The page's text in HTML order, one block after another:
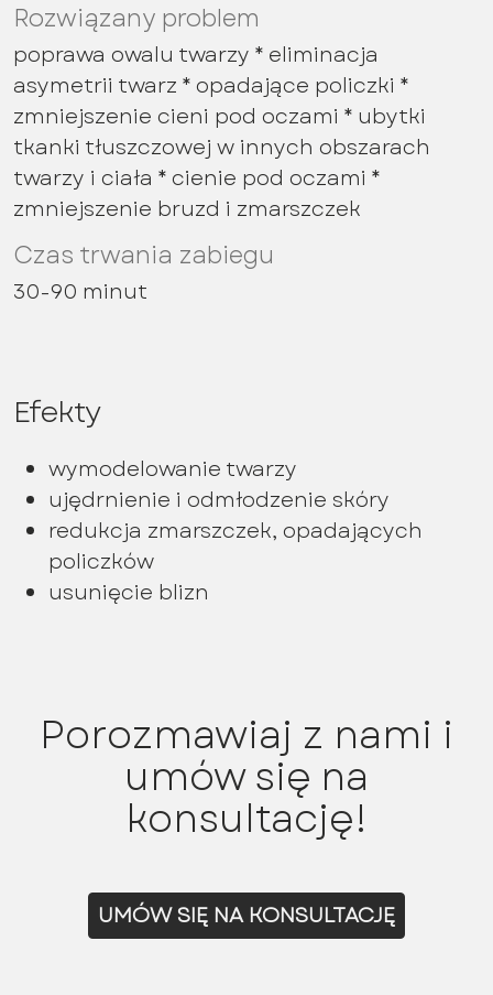
Rozwiązany problem
poprawa owalu twarzy * eliminacja
asymetrii twarz * opadające policzki *
zmniejszenie cieni pod oczami * ubytki
tkanki tłuszczowej w innych obszarach
twarzy i ciała * cienie pod oczami *
zmniejszenie bruzd i zmarszczek
Czas trwania zabiegu
30-90 minut
Efekty
wymodelowanie twarzy
ujędrnienie i odmłodzenie skóry
redukcja zmarszczek, opadających
policzków
usunięcie blizn
Porozmawiaj z nami i
umów się na
konsultację!
UMÓW SIĘ NA KONSULTACJĘ